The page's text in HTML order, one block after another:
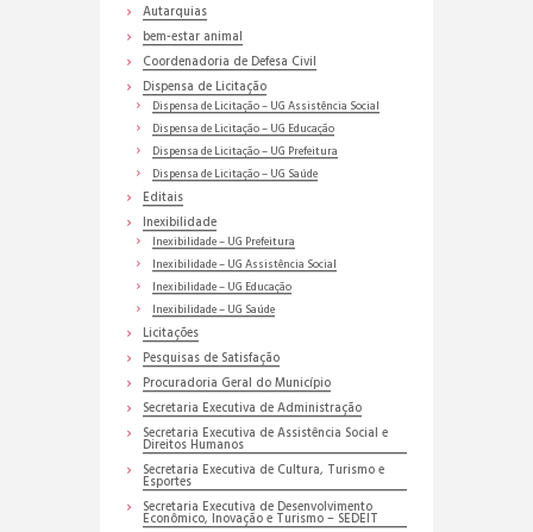
Autarquias
bem-estar animal
Coordenadoria de Defesa Civil
Dispensa de Licitação
Dispensa de Licitação – UG Assistência Social
Dispensa de Licitação – UG Educação
Dispensa de Licitação – UG Prefeitura
Dispensa de Licitação – UG Saúde
Editais
Inexibilidade
Inexibilidade – UG Prefeitura
Inexibilidade – UG Assistência Social
Inexibilidade – UG Educação
Inexibilidade – UG Saúde
Licitações
Pesquisas de Satisfação
Procuradoria Geral do Município
Secretaria Executiva de Administração
Secretaria Executiva de Assistência Social e
Direitos Humanos
Secretaria Executiva de Cultura, Turismo e
Esportes
Secretaria Executiva de Desenvolvimento
Econômico, Inovação e Turismo – SEDEIT